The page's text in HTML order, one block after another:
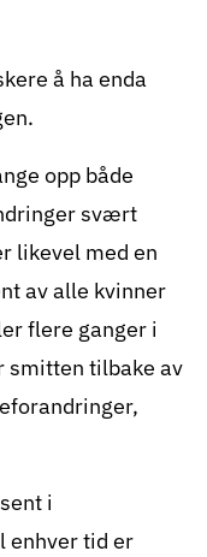
å ha enda
opp både
svært
likevel med en
av alle kvinner
flere ganger i
smitten tilbake av
i
enhver tid er